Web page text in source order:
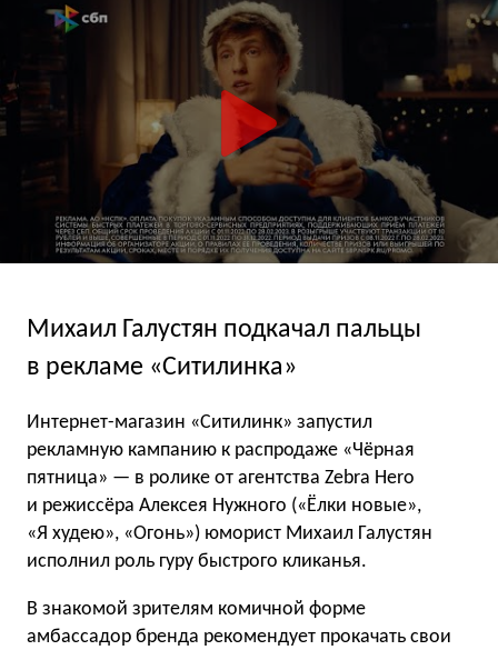
Михаил Галустян подкачал пальцы
в рекламе «Ситилинка»
Интернет-магазин «Ситилинк» запустил
рекламную кампанию к распродаже «Чёрная
пятница» — в ролике от агентства Zebra Hero
и режиссёра Алексея Нужного («Ёлки новые»,
«Я худею», «Огонь») юморист Михаил Галустян
исполнил роль гуру быстрого кликанья.
В знакомой зрителям комичной форме
амбассадор бренда рекомендует прокачать свои